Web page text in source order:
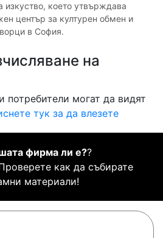
изкуство, което утвърждава
център за културен обмен и
в София.
на
потребители могат да видят
тук за да влезете
фирма ли е??
как да събирате
материали!